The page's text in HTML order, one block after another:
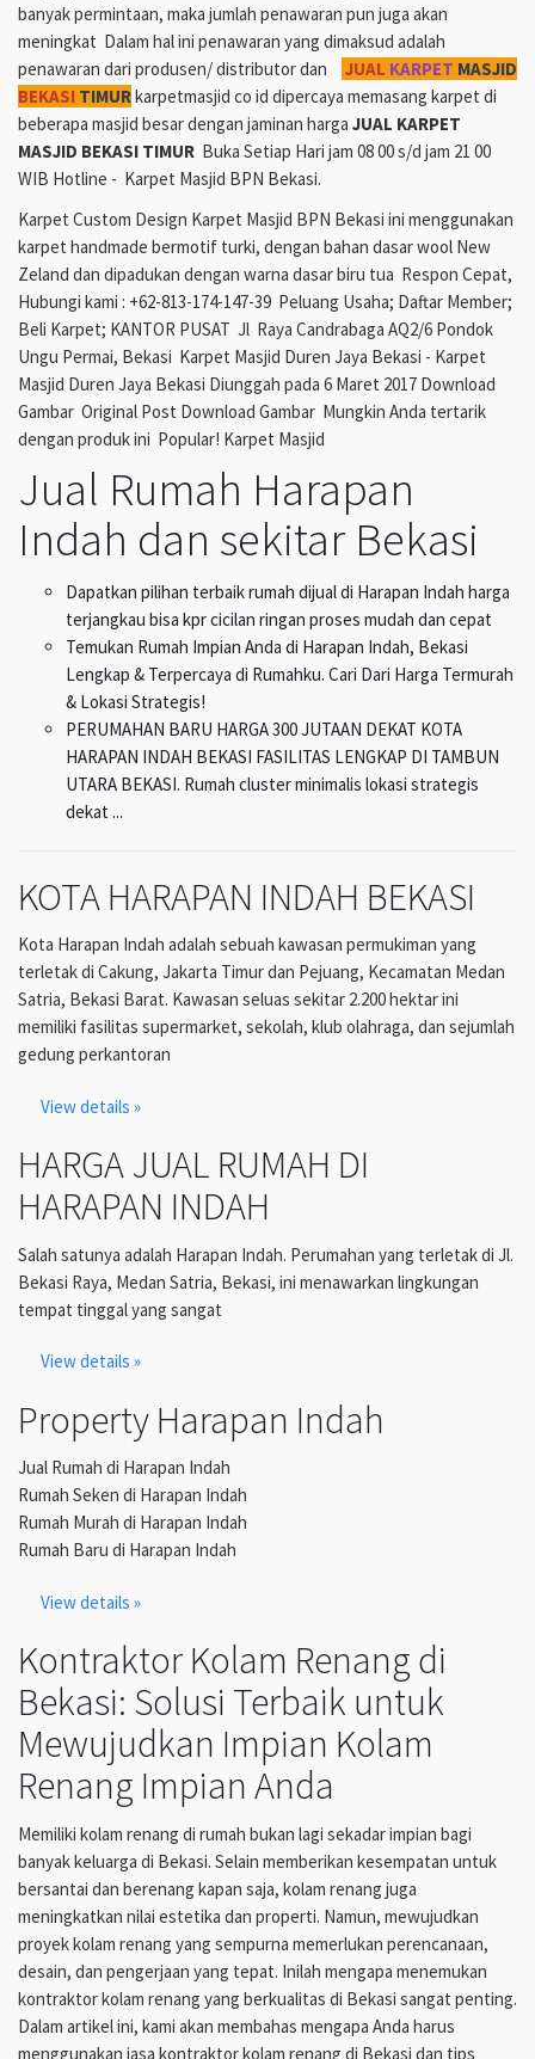
banyak permintaan, maka jumlah penawaran pun juga akan
meningkat Dalam hal ini penawaran yang dimaksud adalah
penawaran dari produsen/ distributor dan
JUAL KARPET MASJID
BEKASI TIMURkarpetmasjid co id dipercaya memasang karpet di
beberapa masjid besar dengan jaminan harga JUAL KARPET
MASJID BEKASI TIMUR Buka Setiap Hari jam 08 00 s/d jam 21 00
WIB Hotline - Karpet Masjid BPN Bekasi.
Karpet Custom Design Karpet Masjid BPN Bekasi ini menggunakan
karpet handmade bermotif turki, dengan bahan dasar wool New
Zeland dan dipadukan dengan warna dasar biru tua Respon Cepat,
Hubungi kami : +62-813-174-147-39 Peluang Usaha; Daftar Member;
Beli Karpet; KANTOR PUSAT Jl Raya Candrabaga AQ2/6 Pondok
Ungu Permai, Bekasi Karpet Masjid Duren Jaya Bekasi - Karpet
Masjid Duren Jaya Bekasi Diunggah pada 6 Maret 2017 Download
Gambar Original Post Download Gambar Mungkin Anda tertarik
dengan produk ini Popular! Karpet Masjid
Jual Rumah Harapan
Indah dan sekitar Bekasi
Dapatkan pilihan terbaik rumah dijual di Harapan Indah harga
terjangkau bisa kpr cicilan ringan proses mudah dan cepat
Temukan Rumah Impian Anda di Harapan Indah, Bekasi
Lengkap & Terpercaya di Rumahku. Cari Dari Harga Termurah
& Lokasi Strategis!
PERUMAHAN BARU HARGA 300 JUTAAN DEKAT KOTA
HARAPAN INDAH BEKASI FASILITAS LENGKAP DI TAMBUN
UTARA BEKASI. Rumah cluster minimalis lokasi strategis
dekat ...
KOTA HARAPAN INDAH BEKASI
Kota Harapan Indah adalah sebuah kawasan permukiman yang
terletak di Cakung, Jakarta Timur dan Pejuang, Kecamatan Medan
Satria, Bekasi Barat. Kawasan seluas sekitar 2.200 hektar ini
memiliki fasilitas supermarket, sekolah, klub olahraga, dan sejumlah
gedung perkantoran
View details »
HARGA JUAL RUMAH DI
HARAPAN INDAH
Salah satunya adalah Harapan Indah. Perumahan yang terletak di Jl.
Bekasi Raya, Medan Satria, Bekasi, ini menawarkan lingkungan
tempat tinggal yang sangat
View details »
Property Harapan Indah
Jual Rumah di Harapan Indah
Rumah Seken di Harapan Indah
Rumah Murah di Harapan Indah
Rumah Baru di Harapan Indah
View details »
Kontraktor Kolam Renang di
Bekasi: Solusi Terbaik untuk
Mewujudkan Impian Kolam
Renang Impian Anda
Memiliki kolam renang di rumah bukan lagi sekadar impian bagi
banyak keluarga di Bekasi. Selain memberikan kesempatan untuk
bersantai dan berenang kapan saja, kolam renang juga
meningkatkan nilai estetika dan properti. Namun, mewujudkan
proyek kolam renang yang sempurna memerlukan perencanaan,
desain, dan pengerjaan yang tepat. Inilah mengapa menemukan
kontraktor kolam renang yang berkualitas di Bekasi sangat penting.
Dalam artikel ini, kami akan membahas mengapa Anda harus
menggunakan jasa kontraktor kolam renang di Bekasi dan tips